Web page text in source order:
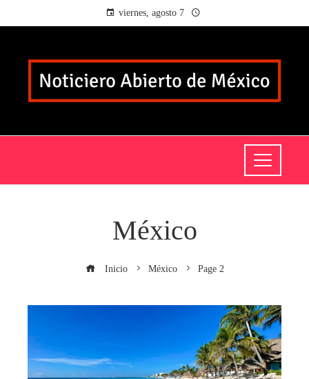
viernes, agosto 7
México
Inicio México Page 2